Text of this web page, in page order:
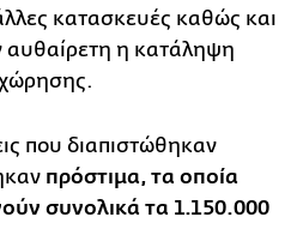
κατασκευές καθώς και
αυθαίρετη η κατάληψη
που διαπιστώθηκαν
πρόστιμα, τα οποία
συνολικά τα 1.150.000